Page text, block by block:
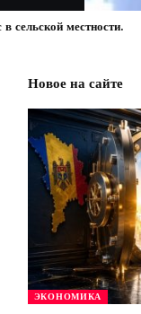
сельской местности.
Новое на сайте
ЭКОНОМИКА